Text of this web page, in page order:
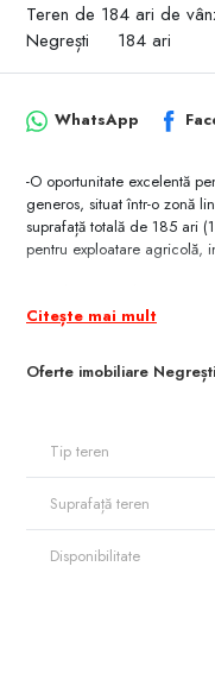
Teren de 184 ari de
Negrești
184 ari
Oferte imobiliare Negrești
WhatsApp
-O oportunitate excelentă
generos, situat într-o zonă
suprafață totală de 185 ari
pentru exploatare agricolă,
- Suprafață: 185 ari (1,85 ha)
- Destinație: Agricol (teren
- Teren drept, ușor de lucrat
- Sol fertil, potrivit pentru
- Zonă liniștită, departe de
Citește mai mult
Tip teren
Suprafață teren
Disponibilitate